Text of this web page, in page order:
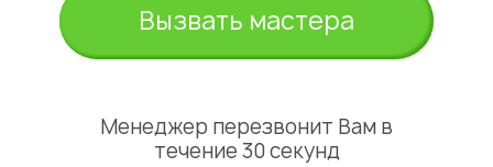
Вызвать мастера
Менеджер перезвонит Вам в
течение 30 секунд